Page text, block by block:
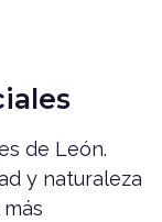
de León.
y naturaleza